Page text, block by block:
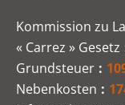
Kommission zu
« Carrez » Gesetz
Grundsteuer
Nebenkosten